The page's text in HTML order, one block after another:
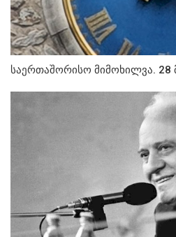
საერთაშორისო მიმოხილვა. 28